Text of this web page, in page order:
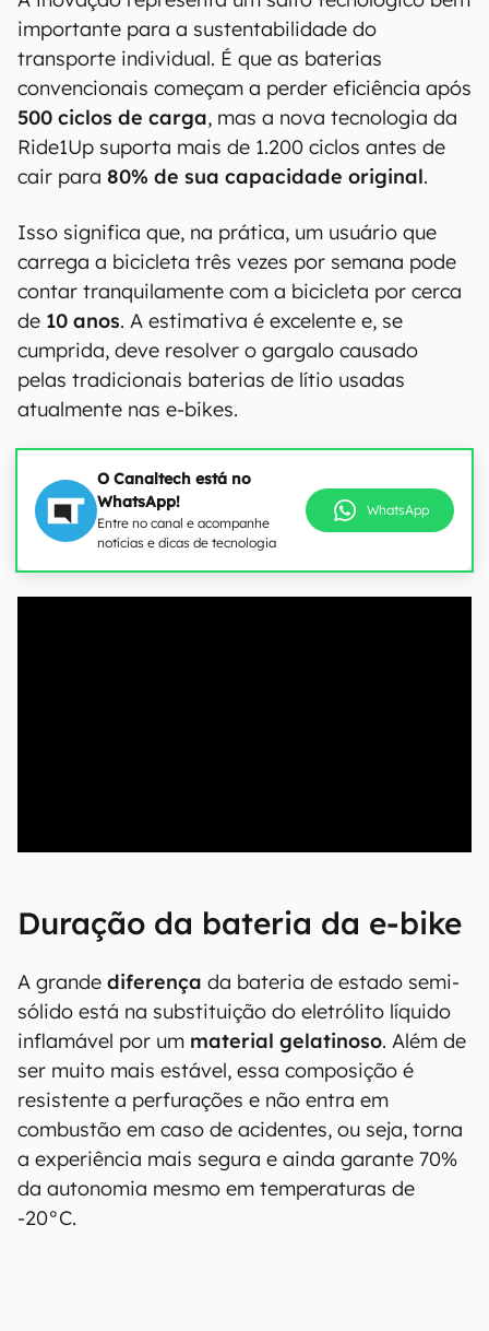
importante para a sustentabilidade do
transporte individual. É que as baterias
convencionais começam a perder eficiência após
500 ciclos de carga, mas a nova tecnologia da
Ride1Up suporta mais de 1.200 ciclos antes de
cair para 80% de sua capacidade original.
Isso significa que, na prática, um usuário que
carrega a bicicleta três vezes por semana pode
contar tranquilamente com a bicicleta por cerca
de 10 anos. A estimativa é excelente e, se
cumprida, deve resolver o gargalo causado
pelas tradicionais baterias de lítio usadas
atualmente nas e-bikes.
O Canaltech está no
WhatsApp!
Entre no canal e acompanhe
notícias e dicas de tecnologia
WhatsApp
Duração da bateria da e-bike
A grande diferença da bateria de estado semi-
sólido está na substituição do eletrólito líquido
inflamável por um material gelatinoso. Além de
ser muito mais estável, essa composição é
resistente a perfurações e não entra em
combustão em caso de acidentes, ou seja, torna
a experiência mais segura e ainda garante 70%
da autonomia mesmo em temperaturas de
-20°C.